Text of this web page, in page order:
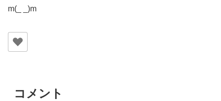
m(_ _)m
コメント